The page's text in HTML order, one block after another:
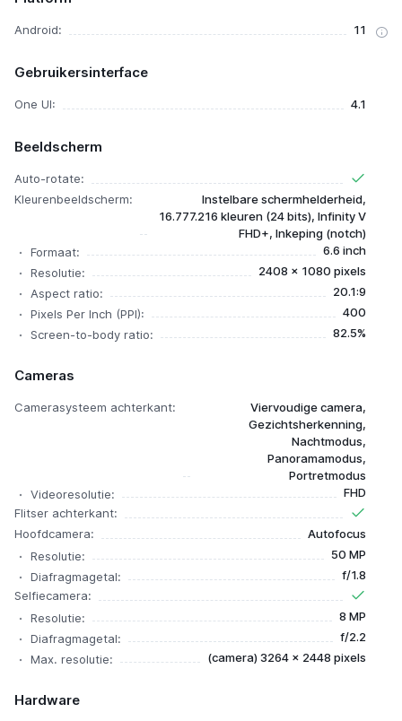
Android: 11
Gebruikersinterface
One UI: 4.1
Beeldscherm
Auto-rotate:
Kleurenbeeldscherm:
Instelbare schermhelderheid,
16.777.216 kleuren (24 bits), Infinity V
FHD+, Inkeping (notch)
Formaat:
6.6 inch
Resolutie:
2408 x 1080 pixels
Aspect ratio:
20.1:9
Pixels Per Inch (PPI):
400
Screen-to-body ratio:
82.5%
Cameras
Camerasysteem achterkant:
Viervoudige camera,
Gezichtsherkenning,
Nachtmodus,
Panoramamodus,
Portretmodus
Videoresolutie:
FHD
Flitser achterkant:
Hoofdcamera:
Autofocus
Resolutie:
50 MP
Diafragmagetal:
f/1.8
Selfiecamera:
Resolutie:
8 MP
Diafragmagetal:
f/2.2
Max. resolutie:
(camera) 3264 x 2448 pixels
Hardware